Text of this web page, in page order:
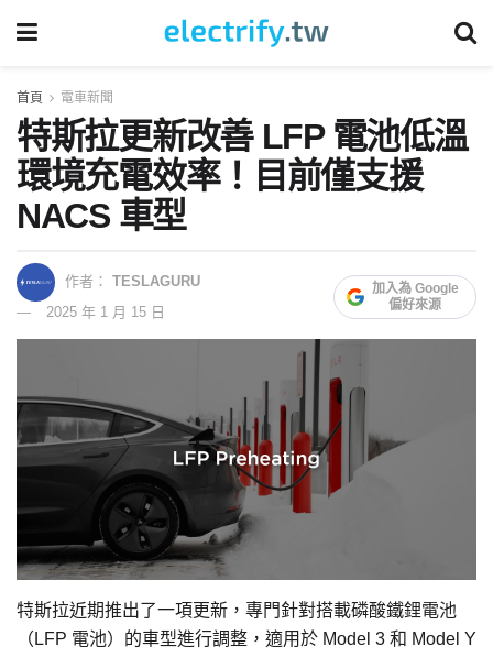
首頁 電車新聞
特斯拉更新改善 LFP 電池低溫
環境充電效率！目前僅支援
NACS 車型
作者： TESLAGURU
2025 年 1 月 15 日
加入為 Google
偏好來源
特斯拉近期推出了一項更新，專門針對搭載磷酸鐵鋰電池
（LFP 電池）的車型進行調整，適用於 Model 3 和 Model Y